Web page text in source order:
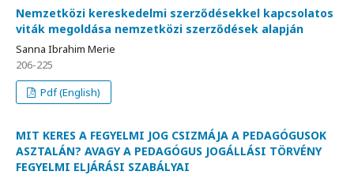
Nemzetközi kereskedelmi szerződésekkel kapcsolatos
viták megoldása nemzetközi szerződések alapján
Sanna Ibrahim Merie
206-225
Pdf (English)
MIT KERES A FEGYELMI JOG CSIZMÁJA A PEDAGÓGUSOK
ASZTALÁN? AVAGY A PEDAGÓGUS JOGÁLLÁSI TÖRVÉNY
FEGYELMI ELJÁRÁSI SZABÁLYAI